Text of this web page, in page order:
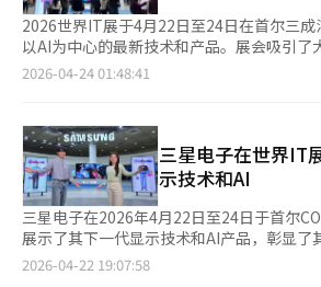
否真正吸引了更换需求仍需验证。虽然翻译
能提高了便利性，但必须成为消费者打开钱
年，如何将AI功能与折叠屏形态结合将是关键。 三星MX在
肩负重任。必须在继续保持Galaxy S26所确
和折叠屏能够刺激更换需求，将可能成为改
氛围的反弹契机。 业内人士表示：“Galaxy S26在市场放缓的情
况下展示了三星MX的韧性，下半年折叠屏新
能够带来实际销售和盈利能力的改善将是
工智能（AI）系统翻译与编辑。
统。用户未察觉时，环境已先行反应，生活
策略截然不同。三星电子专注于通过设备和
LG电子则通过空间和环境组织生活。AI的应
随之变化。这种变化背后是AI技术的普及。
AI的存在已不再是差异化因素。企业不再仅
重新定义AI的实际运作方式和用户体验变化
不同环境和连接结构中，感知价值不同。在
争逐渐显露局限，设备间连接性和空间整合
不再是单一功能，而是扩展为组织生活的系
一方向转变。从传统硬件销售转向订阅和管
利模式转为长期和重复。AI使得产品状态实
成为可能，销售后持续提供服务。尤其是设
享受Galaxy S26系列的强大性能和额外优惠。” ※ 本报道
智能（AI）系统翻译与编辑。
2026世界IT展于4月22日至24日在首尔三成
以AI为中心的最新技术和产品。展会吸引了
子和LG电子的展台成为焦点。三星通过沉浸
示和移动设备的体验技术，而LG则强调居住
三星展台以无眼镜3D显示“空间标识”为
人”引导观众。核心在于通过显示和移动设
了“微型RGB”技术和“Galaxy S26系列”
以“为你而设的家”为主题，模拟居住空
On”系统的智能家居功能。展台中央的订
持续管理服务。两家公司的策略差异明显。
视觉技术，而LG则强调生活空间的连接性和
2026-04-24 01:48:41
三星电子在世界IT
示技术和AI
三星电子在2026年4月22日至24日于首尔
展示了其下一代显示技术和AI产品，彰显了
力。在展会入口处，三星展示了无眼镜3D
2026-04-22 19:07:58